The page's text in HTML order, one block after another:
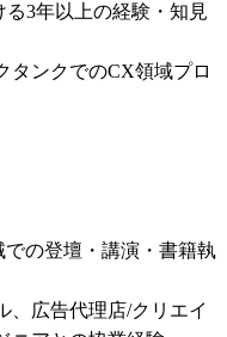
3年以上の経験・知見
タンクでのCX領域プロ
での登壇・講演・書籍執
、広告代理店/クリエイ